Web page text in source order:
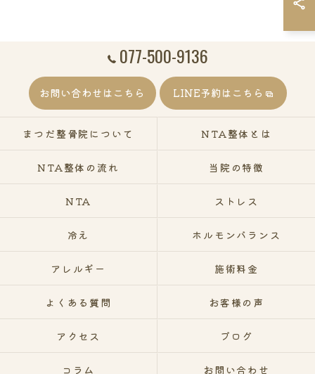
077-500-9136
お問い合わせはこちら LINE予約はこちら
まつだ整骨院について NTA整体とは
NTA整体の流れ 当院の特徴
NTA ストレス
冷え ホルモンバランス
アレルギー 施術料金
よくある質問 お客様の声
アクセス ブログ
コラム お問い合わせ